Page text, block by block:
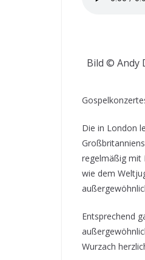
Bild © Andy
Die in London
regelmäßig mit
wie dem
Entsprechend
Wurzach